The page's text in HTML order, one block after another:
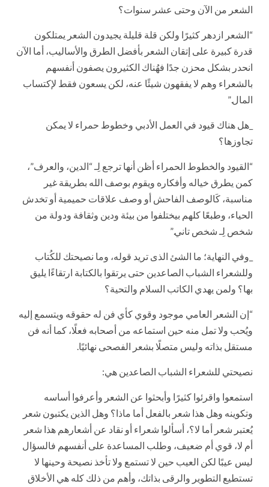
الشعر من الآن وحتى عشر سنوات؟
“الشعر ازدهر كثيرًا ولكن قلة قليلة يجيدون الشعر يمتلكون
قدرة كبيرة على إتقان الشعر بأفضل الطرق والأساليب، أما الآن
انحدر بشكل محزن جدًا فهُناك الكثيرون يصفون أنفسهم
بالشعراء وهم لا يفقهون شيئًا عنه، لكن يسعون فقط لإكتساب
المال.”
_هل هناك قيود في العمل الأدبي وخطوط حمراء لا يمكن
تجاوزها؟
“القيود والخطوط الحمراء أظن أنها ترجع لِـ “الدين، والعرف”،
كمن يطرق خياله وأفكاره ويقوم بوصف الله بطريقة غير
مناسبة، كَالوصف الفاحش أو وصف علاقات حميمية أو تخدش
الحياء، وطبعًا كلهم بيختلفوا من بيئة ودين وثقافة ودولة من
شخص لِـ شخص تاني.”
_وفي النهاية؛ ما الشئ الذى تريد قوله، وما نصيحتك للكُتاب
وللشعراء الشباب الصاعدين حتى يرتقوا بالكتابة ارتقاءًا يليق
بها؟ ولمن يهدي الكاتب السلام والتحية؟
“إن الشعر العامي موجود وقوي كأي فن له حقوقه ويتسمع إليه
ويُحب ولا تمل منه حين استماعه من أصحابه فعلًا، كما أنه فن
مستقل بذاته وليس متصلًا بشعر الفصحى نهائيًا.
نصيحتي للشعراء الشباب الصاعدين هي:
استمعوا واقرئوا كثيرًا وأبحثوا عن الشعر وأعرفوا أساسه
وتكوينه وهل هذا شعر بالفعل أما ماذا؟ وهل الذين يكتبون شعر
يُعتبر شعر أما لا؟، أسألوا شعراء أو نقاد عن أشعارهم هذا شعر
أم لا، قوي أم ضعيف، وطلب المساعدة على أنفسهم فالسؤال
ليس عيبًا لكن العيب حين لا تستمع ولا تأخذ نصيحة وحينها لا
تستطيع التطوير والرقى بذاتك، وأهم من ذلك كله هي الأخلاق